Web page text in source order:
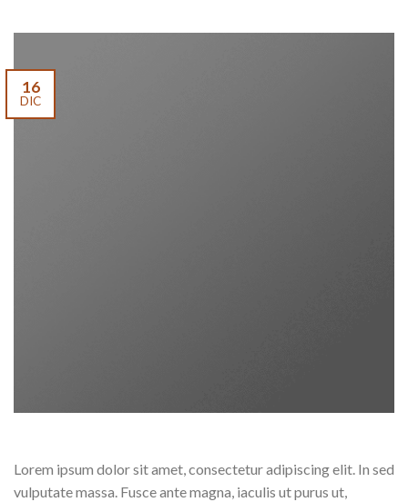
16
DIC
Lorem ipsum dolor sit amet, consectetur adipiscing elit. In sed
vulputate massa. Fusce ante magna, iaculis ut purus ut,